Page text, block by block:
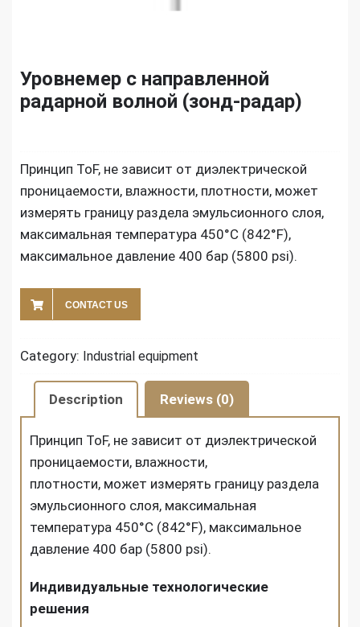
Уровнемер с направленной
радарной волной (зонд-радар)
Принцип ToF, не зависит от диэлектрической
проницаемости, влажности, плотности, может
измерять границу раздела эмульсионного слоя,
максимальная температура 450°C (842°F),
максимальное давление 400 бар (5800 psi).
CONTACT US
Category: Industrial equipment
Description Reviews (0)
Принцип ToF, не зависит от диэлектрической
проницаемости, влажности,
плотности, может измерять границу раздела
эмульсионного слоя, максимальная
температура 450°C (842°F), максимальное
давление 400 бар (5800 psi).
Индивидуальные технологические
решения